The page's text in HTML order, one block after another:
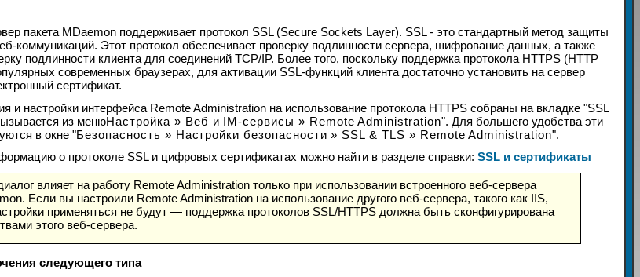
пакета MDaemon поддерживает протокол SSL (Secure Sockets Layer). SSL - это стандартный метод защиты
коммуникаций. Этот протокол обеспечивает проверку подлинности сервера, шифрование данных, а также
подлинности клиента для соединений TCP/IP. Более того, поскольку поддержка протокола HTTPS (HTTP
современных браузерах, для активации SSL-функций клиента достаточно установить на сервер
сертификат.
и настройки интерфейса Remote Administration на использование протокола HTTPS собраны на вкладке "SSL
из менюНастройка » Веб и IM-сервисы » Remote Administration". Для большего удобства эти
в окне "Безопасность » Настройки безопасности » SSL & TLS » Remote Administration".
о протоколе SSL и цифровых сертификатах можно найти в разделе справки:SSL и сертификаты
влияет на работу Remote Administration только при использовании встроенного веб-сервера
Если вы настроили Remote Administration на использование другого веб-сервера, такого как IIS,
применяться не будут— поддержка протоколов SSL/HTTPS должна быть сконфигурирована
этого веб-сервера.
следующего типа